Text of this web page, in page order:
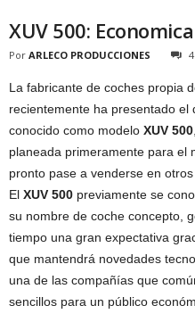
XUV 500:
Por ARLECO PRODUCCIONES 4
La fabricante de coches propia
recientemente ha presentado el
conocido como modelo XUV 500
planeada primeramente para el
pronto pase a venderse en
El XUV 500 previamente se
su nombre de coche concepto,
tiempo una gran expectativa
que mantendrá novedades
una de las compañías que
sencillos para un público